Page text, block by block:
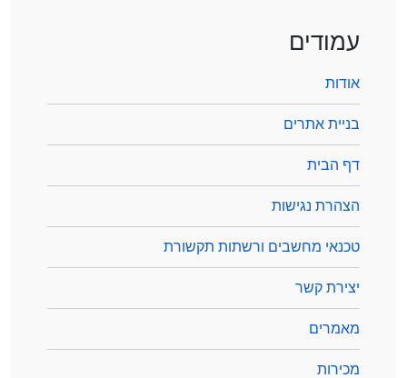
עמודים
אודות
בניית אתרים
דף הבית
הצהרת נגישות
טכנאי מחשבים ורשתות תקשורת
יצירת קשר
מאמרים
מכירות